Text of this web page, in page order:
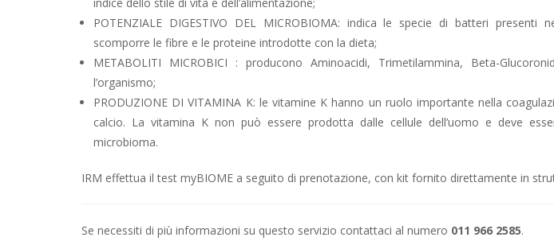
POTENZIALE DIGESTIVO DEL MICROBIOMA: indica le specie di batteri
scomporre le fibre e le proteine introdotte con la dieta;
METABOLITI MICROBICI : producono Aminoacidi, Trimetilammina, Beta-
l’organismo;
PRODUZIONE DI VITAMINA K: le vitamine K hanno un ruolo importante nella
calcio. La vitamina K non può essere prodotta dalle cellule dell’uomo e deve
microbioma.
IRM effettua il test myBIOME a seguito di prenotazione, con kit fornito direttamente in
Se necessiti di più informazioni su questo servizio contattaci al numero 011 966 2585.